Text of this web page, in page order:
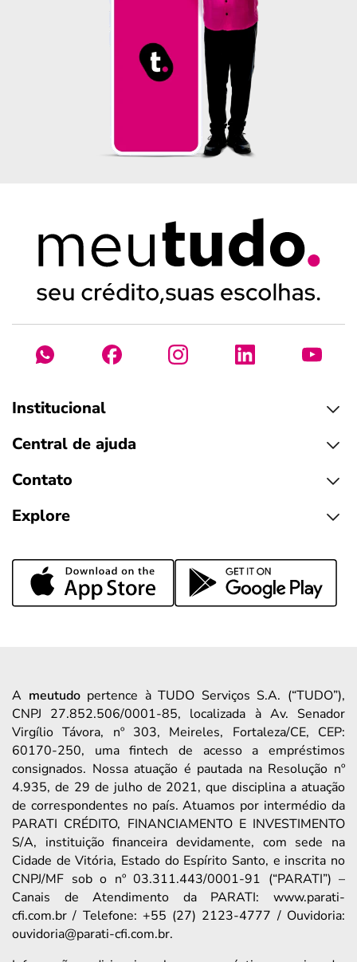
Institucional
Central de ajuda
Contato
Explore
A meutudopertence à TUDO Serviços S.A. (“TUDO”),
CNPJ 27.852.506/0001-85, localizada à Av. Senador
Virgílio Távora, nº 303, Meireles, Fortaleza/CE, CEP:
60170-250, uma fintech de acesso a empréstimos
consignados. Nossa atuação é pautada na Resolução nº
4.935, de 29 de julho de 2021, que disciplina a atuação
de correspondentes no país. Atuamos por intermédio da
PARATI CRÉDITO, FINANCIAMENTO E INVESTIMENTO
S/A, instituição financeira devidamente, com sede na
Cidade de Vitória, Estado do Espírito Santo, e inscrita no
CNPJ/MF sob o nº 03.311.443/0001-91 (“PARATI”) –
Canais de Atendimento da PARATI: www.parati-
cfi.com.br / Telefone: +55 (27) 2123-4777 / Ouvidoria:
ouvidoria@parati-cfi.com.br.